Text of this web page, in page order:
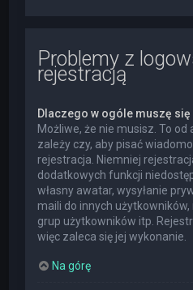
Problemy z
rejestracją
Dlaczego w ogóle muszę
Możliwe, że nie musisz. To
zależy czy, aby pisać
rejestracja. Niemniej
dodatkowych funkcji
własny awatar, wysyłanie
maili do innych
grup użytkowników itp.
więc zaleca się jej wykonanie.
Na górę